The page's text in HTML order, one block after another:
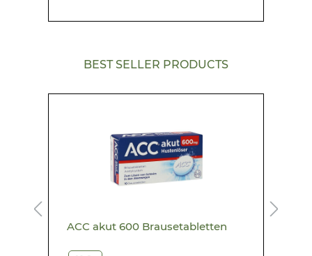
BEST SELLER PRODUCTS
ACC akut 600 Brausetabletten